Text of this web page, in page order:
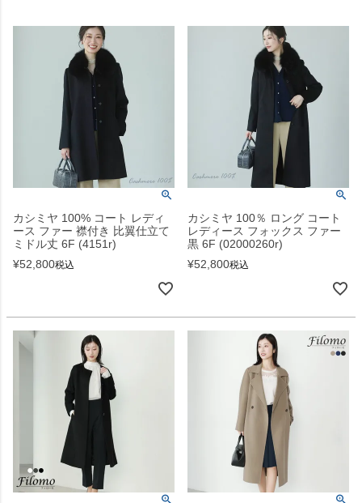
カシミヤ 100% コート レディ
ース ファー 襟付き 比翼仕立て
ミドル丈 6F (4151r)
¥52,800税込
カシミヤ 100％ ロング コート
レディース フォックス ファー
黒 6F (02000260r)
¥52,800税込